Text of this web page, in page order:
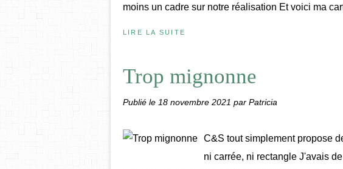
moins un cadre sur notre réalisation Et voici ma
LIRE LA SUITE
Trop mignonne
Publié le 18 novembre 2021 par Patricia
C&S tout simplement propose
ni carrée, ni rectangle J'avais